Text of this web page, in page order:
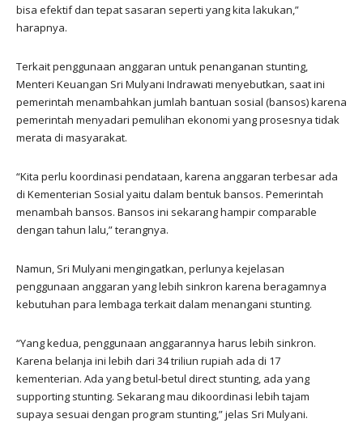
bisa efektif dan tepat sasaran seperti yang kita lakukan,”
harapnya.
Terkait penggunaan anggaran untuk penanganan stunting,
Menteri Keuangan Sri Mulyani Indrawati menyebutkan, saat ini
pemerintah menambahkan jumlah bantuan sosial (bansos) karena
pemerintah menyadari pemulihan ekonomi yang prosesnya tidak
merata di masyarakat.
“Kita perlu koordinasi pendataan, karena anggaran terbesar ada
di Kementerian Sosial yaitu dalam bentuk bansos. Pemerintah
menambah bansos. Bansos ini sekarang hampir comparable
dengan tahun lalu,” terangnya.
Namun, Sri Mulyani mengingatkan, perlunya kejelasan
penggunaan anggaran yang lebih sinkron karena beragamnya
kebutuhan para lembaga terkait dalam menangani stunting.
“Yang kedua, penggunaan anggarannya harus lebih sinkron.
Karena belanja ini lebih dari 34 triliun rupiah ada di 17
kementerian. Ada yang betul-betul direct stunting, ada yang
supporting stunting. Sekarang mau dikoordinasi lebih tajam
supaya sesuai dengan program stunting,” jelas Sri Mulyani.